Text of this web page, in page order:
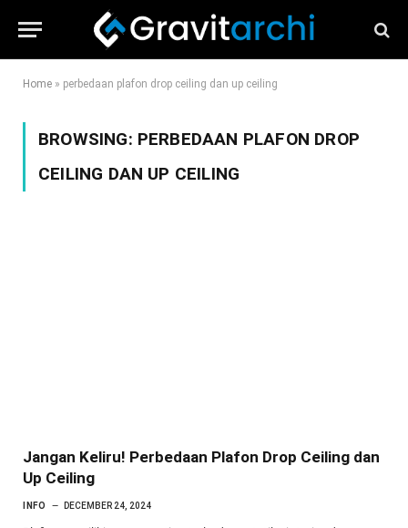
Home » perbedaan plafon drop ceiling dan up ceiling
BROWSING: PERBEDAAN PLAFON DROP
CEILING DAN UP CEILING
Jangan Keliru! Perbedaan Plafon Drop Ceiling dan
Up Ceiling
INFO DECEMBER 24, 2024